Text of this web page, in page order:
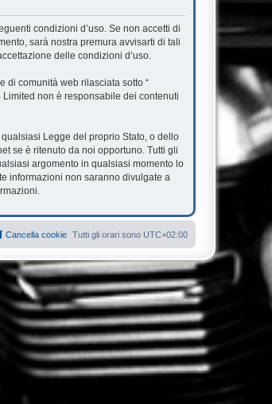
condizioni d’uso. Se non accetti di
sarà nostra premura avvisarti di tali
delle condizioni d’uso.
di comunità web rilasciata sotto “
Limited non è responsabile dei contenuti
Legge del proprio Stato, o dello
se è ritenuto da noi opportuno. Tutti gli
argomento in qualsiasi momento lo
informazioni non saranno divulgate a
Tutti gli orari sono UTC+02:00
Cancella cookie